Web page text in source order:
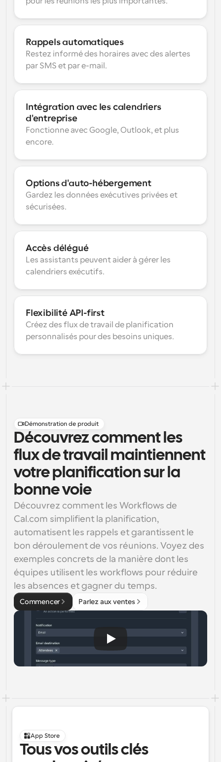
Rappels automatiques
Restez informé des horaires avec des alertes
par SMS et par e-mail.
Intégration avec les calendriers
d'entreprise
Fonctionne avec Google, Outlook, et plus
encore.
Options d'auto-hébergement
Gardez les données exécutives privées et
sécurisées.
Accès délégué
Les assistants peuvent aider à gérer les
calendriers exécutifs.
Flexibilité API-first
Créez des flux de travail de planification
personnalisés pour des besoins uniques.
Démonstration de produit
Découvrez comment les
flux de travail maintiennent
votre planification sur la
bonne voie
Découvrez comment les Workflows de
Cal.com simplifient la planification,
automatisent les rappels et garantissent le
bon déroulement de vos réunions. Voyez des
exemples concrets de la manière dont les
équipes utilisent les workflows pour réduire
les absences et gagner du temps.
Commencer Parlez aux ventes
App Store
Tous vos outils clés